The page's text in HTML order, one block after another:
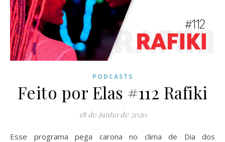
PODCASTS
Feito por Elas #112 Rafiki
18 de junho de 2020
Esse programa pega carona no clima de Dia dos